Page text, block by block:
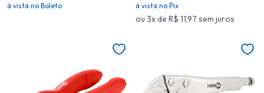
à vista no Boleto à vista no Pix
ou 3x de R$ 11,97 sem juros